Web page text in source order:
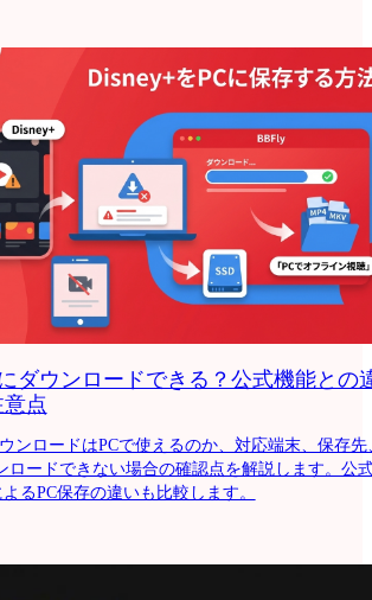
ダウンロードできる？公式機能との
点
ンロードはPCで使えるのか、対応端末、保存先
ロードできない場合の確認点を解説します。公
るPC保存の違いも比較します。